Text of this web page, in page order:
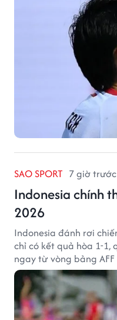
SAO SPORT 7 giờ trước
Indonesia chính
2026
Indonesia đánh rơi
chỉ có kết quả hòa 1-
ngay từ vòng bảng AFF